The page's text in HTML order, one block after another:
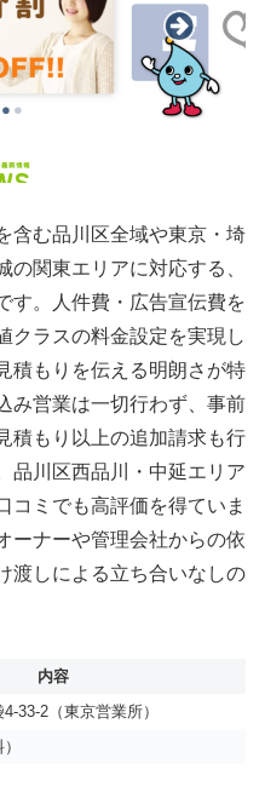
含む品川区全域や東京・埼
関東エリアに対応する、
す。人件費・広告宣伝費を
クラスの料金設定を実現し
積もりを伝える明朗さが特
み営業は一切行わず、事前
積もり以上の追加請求も行
品川区西品川・中延エリア
コミでも高評価を得ていま
ーナーや管理会社からの依
渡しによる立ち合いなしの
内容
33-2（東京営業所）